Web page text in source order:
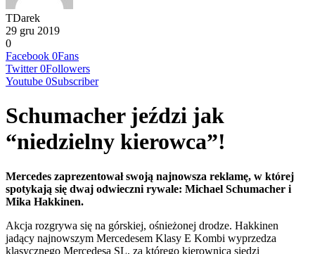
TDarek
29 gru 2019
0
Facebook 0Fans
Twitter 0Followers
Youtube 0Subscriber
Schumacher jeździ jak
“niedzielny kierowca”!
Mercedes zaprezentował swoją najnowsza reklamę, w której
spotykają się dwaj odwieczni rywale: Michael Schumacher i
Mika Hakkinen.
Akcja rozgrywa się na górskiej, ośnieżonej drodze. Hakkinen
jadący najnowszym Mercedesem Klasy E Kombi wyprzedza
klasycznego Mercedesa SL, za którego kierownicą siedzi